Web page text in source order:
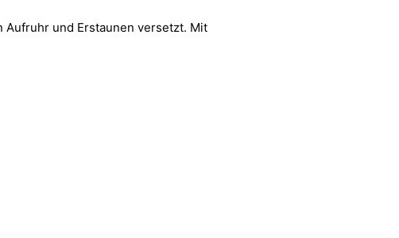
Aufruhr und Erstaunen versetzt. Mit